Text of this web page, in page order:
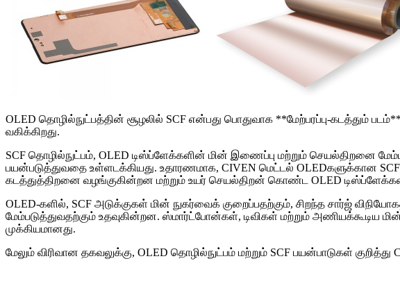
OLED தொழில்நுட்பத்தின் சூழலில் SCF என்பது பொதுவாக **மேற்பரப்பு-கடத்தும்
வகிக்கிறது.
SCF தொழில்நுட்பம், OLED டிஸ்ப்ளேக்களின் மின் இணைப்பு மற்றும் செயல்திறனை
பயன்படுத்துவதை உள்ளடக்கியது. உதாரணமாக, CIVEN மெட்டல் OLEDகளுக்கான
கடத்துத்திறனை வழங்குகின்றன மற்றும் உயர் செயல்திறன் கொண்ட OLED
OLED-களில், SCF அடுக்குகள் மின் நுகர்வைக் குறைப்பதற்கும், சிறந்த சார்ஜ்
மேம்படுத்துவதற்கும் உதவுகின்றன. ஸ்மார்ட்போன்கள், டிவிகள் மற்றும் அணியக்கூடிய
முக்கியமானது.
மேலும் விரிவான தகவலுக்கு, OLED தொழில்நுட்பம் மற்றும் SCF பயன்பாடுகள்